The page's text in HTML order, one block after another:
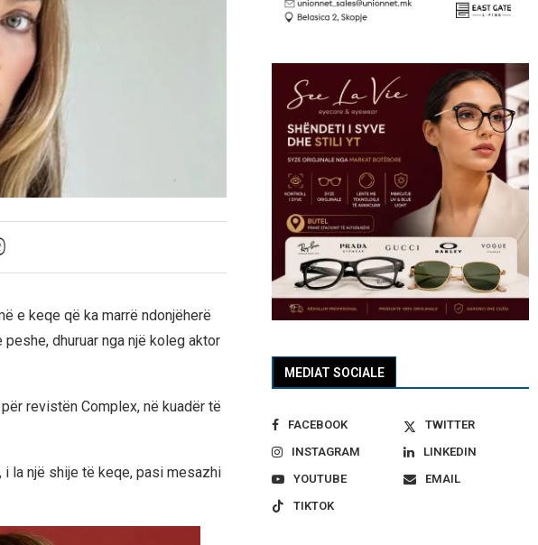
e keqe që ka marrë ndonjëherë
dhuruar nga një koleg aktor
revistën Complex, në kuadër të
i la një shije të keqe, pasi mesazhi
MEDIAT SOCIALE
FACEBOOK
TWITTER
INSTAGRAM
LINKEDIN
YOUTUBE
EMAIL
TIKTOK